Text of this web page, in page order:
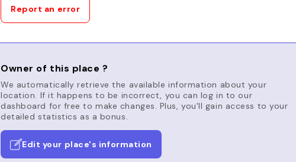
Report an error
Owner of this place ?
We automatically retrieve the available information about your
location. If it happens to be incorrect, you can log in to our
dashboard for free to make changes. Plus, you'll gain access to your
detailed statistics as a bonus.
Edit your place's information